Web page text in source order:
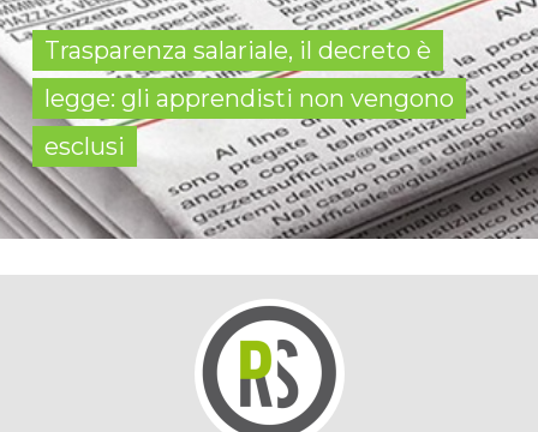
Trasparenza salariale, il decreto è
legge: gli apprendisti non vengono
esclusi